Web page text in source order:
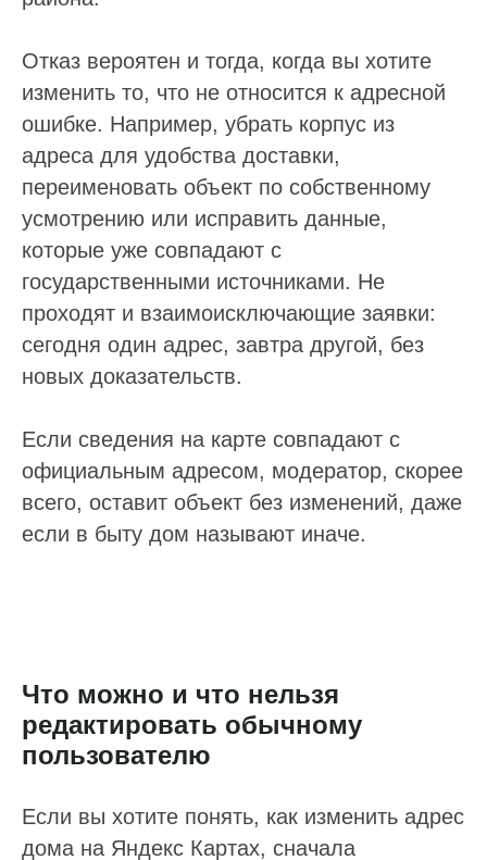
Отказ вероятен и тогда, когда вы хотите
изменить то, что не относится к адресной
ошибке. Например, убрать корпус из
адреса для удобства доставки,
переименовать объект по собственному
усмотрению или исправить данные,
которые уже совпадают с
государственными источниками. Не
проходят и взаимоисключающие заявки:
сегодня один адрес, завтра другой, без
новых доказательств.
Если сведения на карте совпадают с
официальным адресом, модератор, скорее
всего, оставит объект без изменений, даже
если в быту дом называют иначе.
Что можно и что нельзя
редактировать обычному
пользователю
Если вы хотите понять, как изменить адрес
дома на Яндекс Картах, сначала